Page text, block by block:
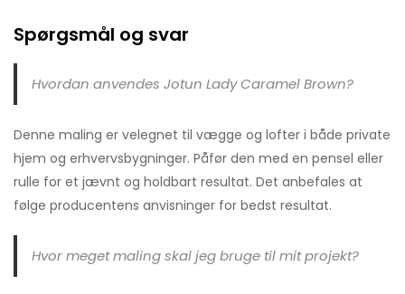
Spørgsmål og svar
Hvordan anvendes Jotun Lady Caramel Brown?
Denne maling er velegnet til vægge og lofter i både private
hjem og erhvervsbygninger. Påfør den med en pensel eller
rulle for et jævnt og holdbart resultat. Det anbefales at
følge producentens anvisninger for bedst resultat.
Hvor meget maling skal jeg bruge til mit projekt?